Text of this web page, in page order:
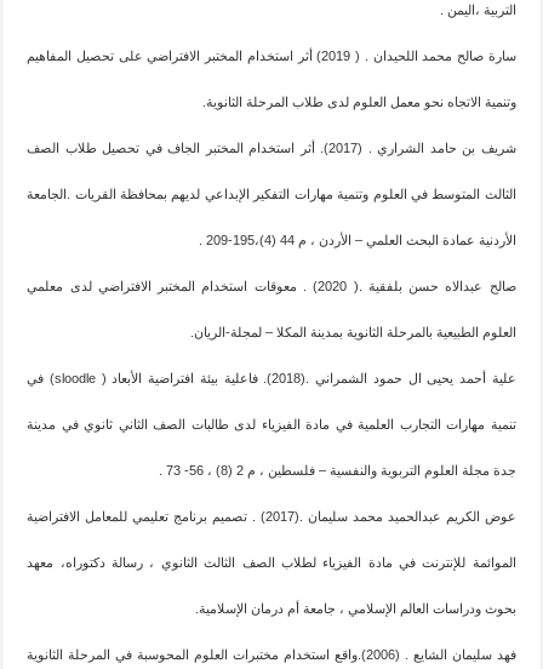
التربية ،اليمن .
سارة صالح محمد اللحيدان . ( 2019) أثر استخدام المختبر الافتراضي على تحصيل المفاهيم
وتنمية الاتجاه نحو معمل العلوم لدى طلاب المرحلة الثانوية.
شريف بن حامد الشراري . (2017). أثر استخدام المختبر الجاف في تحصيل طلاب الصف
الثالث المتوسط في العلوم وتنمية مهارات التفكير الإبداعي لديهم بمحافظة القريات .الجامعة
الأردنية عمادة البحث العلمي – الأردن ، م 44 (4)،195-209 .
صالح عبدالاه حسن بلفقية .( 2020) . معوقات استخدام المختبر الافتراضي لدى معلمي
العلوم الطبيعية بالمرحلة الثانوية بمدينة المكلا – لمجلة-الريان.
علية أحمد يحيى ال حمود الشمراني .(2018). فاعلية بيئة افتراضية الأبعاد ( sloodle) في
تنمية مهارات التجارب العلمية في مادة الفيزياء لدى طالبات الصف الثاني ثانوي في مدينة
جدة مجلة العلوم التربوية والنفسية – فلسطين ، م 2 (8) ، 56- 73 .
عوض الكريم عبدالحميد محمد سليمان .(2017) . تصميم برنامج تعليمي للمعامل الافتراضية
الموائمة للإنترنت في مادة الفيزياء لطلاب الصف الثالث الثانوي ، رسالة دكتوراه، معهد
بحوث ودراسات العالم الإسلامي ، جامعة أم درمان الإسلامية.
فهد سليمان الشايع . (2006).واقع استخدام مختبرات العلوم المحوسبة في المرحلة الثانوية